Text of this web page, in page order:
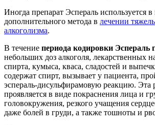
Иногда препарат Эспераль используется в
дополнительного метода в лечении
алкоголизма.
В течение периода кодировки Эспераль
небольших доз алкоголя, лекарственных
спирта, кумыса, кваса, сладостей и
содержат спирт, вызывает у пациента,
эспераль-дисульфирамовую реакцию. Эта
проявляется в виде покраснения лица и
головокружения, резкого учащения
даже болей в груди, а также тошноты и